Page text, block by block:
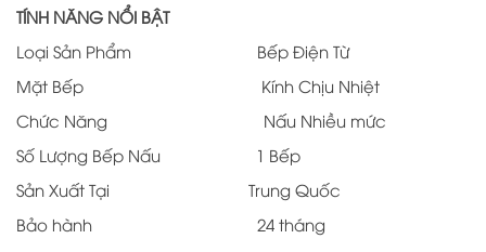
TÍNH NĂNG NỔI BẬT
Loại Sản Phẩm Bếp Điện Từ
Mặt Bếp Kính Chịu Nhiệt
Chức Năng Nấu Nhiều mức
Số Lượng Bếp Nấu 1 Bếp
Sản Xuất Tại Trung Quốc
Bảo hành 24 tháng